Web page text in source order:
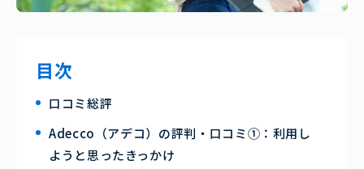
目次
口コミ総評
Adecco（アデコ）の評判・口コミ①：利用し
ようと思ったきっかけ